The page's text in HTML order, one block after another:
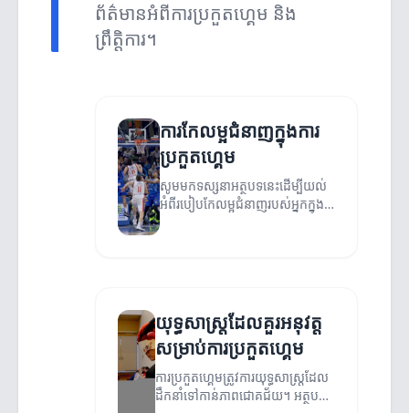
ព័ត៌មានអំពីការប្រកួតហ្គេម និង
ព្រឹត្តិការ។
ការកែលម្អជំនាញក្នុងការ
ប្រកួតហ្គេម
សូមមកទស្សនាអត្ថបទនេះដើម្បីយល់
អំពីរបៀបកែលម្អជំនាញរបស់អ្នកក្នុង
ការប្រកួតហ្គេម និងធ្វើឲ្យជោគជ័យ។
យុទ្ធសាស្ត្រដែលគួរអនុវត្ត
សម្រាប់ការប្រកួតហ្គេម
ការប្រកួតហ្គេមត្រូវការយុទ្ធសាស្ត្រដែល
ដឹកនាំទៅកាន់ភាពជោគជ័យ។ អត្ថបទ